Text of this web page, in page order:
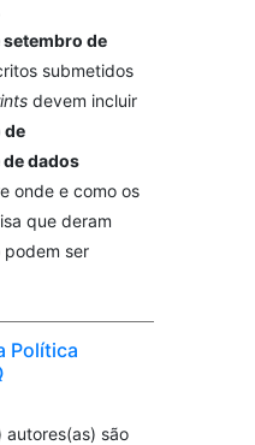
setembro de
submetidos
devem incluir
de
dados
onde e como os
que deram
ser
Política
autores(as) são